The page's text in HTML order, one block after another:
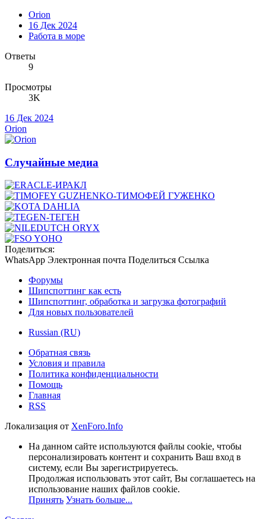
Orion
16 Дек 2024
Работа в море
Ответы
9
Просмотры
3K
16 Дек 2024
Orion
Случайные медиа
Поделиться:
WhatsApp Электронная почта Поделиться Ссылка
Форумы
Шипспоттинг как есть
Шипспоттинг, обработка и загрузка фотографий
Для новых пользователей
Russian (RU)
Обратная связь
Условия и правила
Политика конфиденциальности
Помощь
Главная
RSS
Локализация от XenForo.Info
На данном сайте используются файлы cookie, чтобы
персонализировать контент и сохранить Ваш вход в
систему, если Вы зарегистрируетесь.
Продолжая использовать этот сайт, Вы соглашаетесь на
использование наших файлов cookie.
Принять Узнать больше...